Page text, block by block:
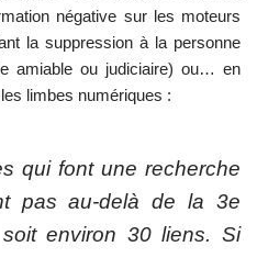
négative sur les moteurs
la suppression à la personne
amiable ou judiciaire) ou… en
limbes numériques :
qui font une recherche
pas au-delà de la 3e
environ 30 liens. Si